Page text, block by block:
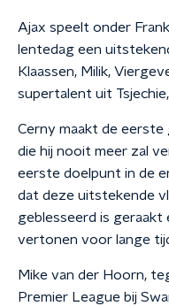
Ajax speelt onder
lentedag een
Klaassen, Milik,
supertalent uit
Cerny maakt de eerste
die hij nooit meer zal
eerste doelpunt in de
dat deze uitstekende
geblesseerd is geraakt
vertonen voor lange
Mike van der Hoorn,
Premier League bij